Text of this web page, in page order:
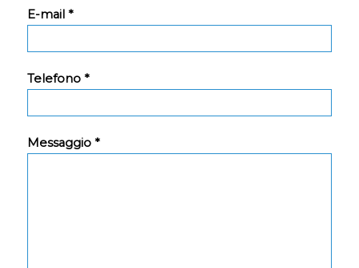
E-mail *
Telefono *
Messaggio *